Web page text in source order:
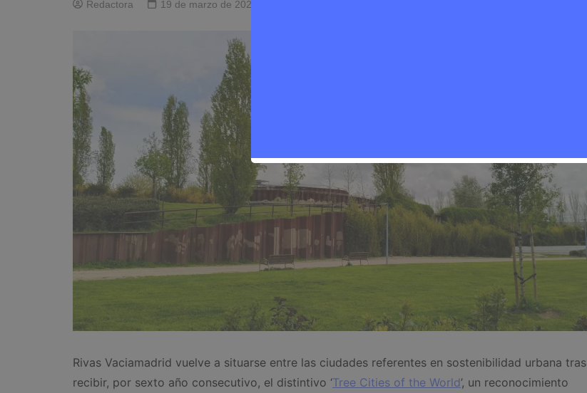
Redactora 19 de marzo de 2026
Rivas Vaciamadrid vuelve a situarse entre las ciudades referentes en sostenibilidad urbana tras
recibir, por sexto año consecutivo, el distintivo ‘Tree Cities of the World’, un reconocimiento